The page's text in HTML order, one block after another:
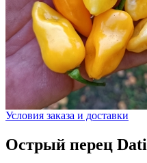
Условия заказа и доставки
Острый перец